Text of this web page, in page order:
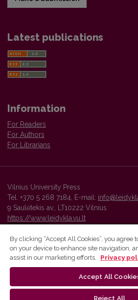
Latest publications
Information
For Readers
For Authors
For Librarians
Vilnius University Press
Tel. +370 5 268 7184, E-mail:
9 Saulėtekis av., LT10222 Vilnius
https://www.leidykla.vu.lt
Vilnius University Press platform and
By clicking “Accept All Cookies”, you agree
on your device to enhance site navigation,
assist in our marketing efforts.
Privacy
Accept All
Reject All